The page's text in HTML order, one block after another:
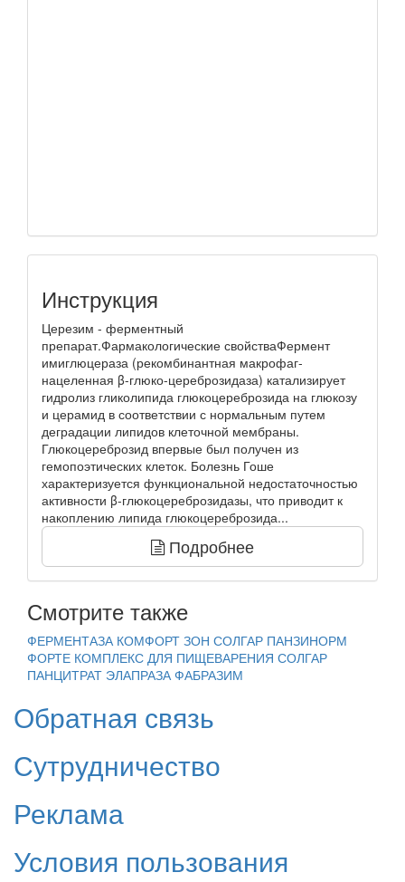
Инструкция
Церезим - ферментный
препарат.Фармакологические свойстваФермент
имиглюцераза (рекомбинантная макрофаг-
нацеленная β-глюко-цереброзидаза) катализирует
гидролиз гликолипида глюкоцереброзида на глюкозу
и церамид в соответствии с нормальным путем
деградации липидов клеточной мембраны.
Глюкоцереброзид впервые был получен из
гемопоэтических клеток. Болезнь Гоше
характеризуется функциональной недостаточностью
активности β-глюкоцереброзидазы, что приводит к
накоплению липида глюкоцереброзида...
Подробнее
Смотрите также
ФЕРМЕНТАЗА КОМФОРТ ЗОН СОЛГАР ПАНЗИНОРМ
ФОРТЕ КОМПЛЕКС ДЛЯ ПИЩЕВАРЕНИЯ СОЛГАР
ПАНЦИТРАТ ЭЛАПРАЗА ФАБРАЗИМ
Обратная связь
Сутрудничество
Реклама
Условия пользования